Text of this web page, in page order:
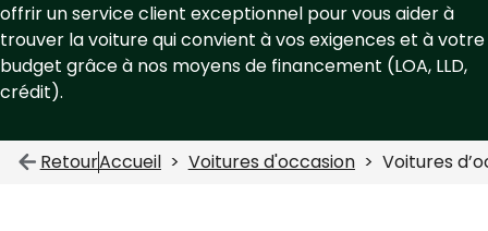
offrir un service client exceptionnel pour vous aider à
trouver la voiture qui convient à vos exigences et à votre
budget grâce à nos moyens de financement (LOA, LLD,
crédit).
RetourAccueil Voitures d'occasion Voitures